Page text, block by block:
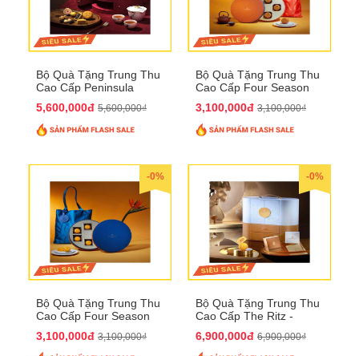
Bộ Quà Tặng Trung Thu
Cao Cấp Peninsula
5,600,000đ 5,600,000₫
Bộ Quà Tặng Trung Thu
Cao Cấp Four Season
3,100,000đ 3,100,000₫
-0%
Bộ Quà Tặng Trung Thu
Cao Cấp Four Season
3,100,000đ 3,100,000₫
-0%
Bộ Quà Tặng Trung Thu
Cao Cấp The Ritz -
6,900,000đ 6,900,000₫